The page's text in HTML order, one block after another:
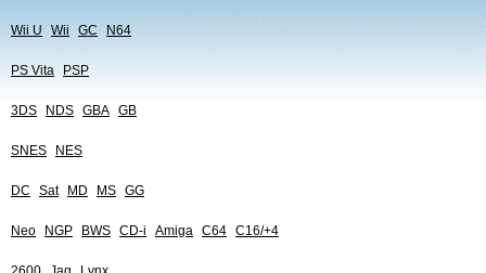
Wii U Wii GC N64
PS Vita PSP
3DS NDS GBA GB
SNES NES
DC Sat MD MS GG
Neo NGP BWS CD-i Amiga C64 C16/+4